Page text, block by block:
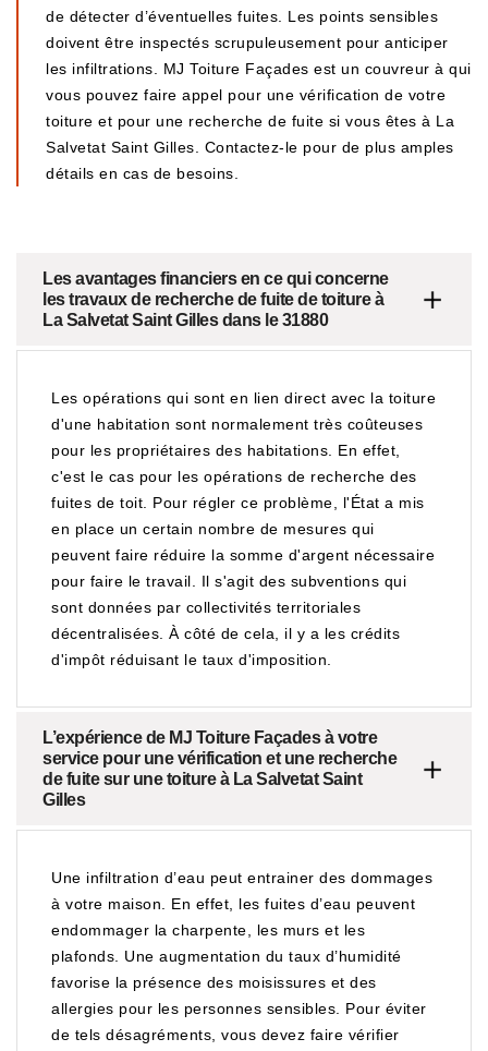
de détecter d’éventuelles fuites. Les points sensibles
doivent être inspectés scrupuleusement pour anticiper
les infiltrations. MJ Toiture Façades est un couvreur à qui
vous pouvez faire appel pour une vérification de votre
toiture et pour une recherche de fuite si vous êtes à La
Salvetat Saint Gilles. Contactez-le pour de plus amples
détails en cas de besoins.
Les avantages financiers en ce qui concerne
les travaux de recherche de fuite de toiture à
La Salvetat Saint Gilles dans le 31880
Les opérations qui sont en lien direct avec la toiture
d'une habitation sont normalement très coûteuses
pour les propriétaires des habitations. En effet,
c'est le cas pour les opérations de recherche des
fuites de toit. Pour régler ce problème, l'État a mis
en place un certain nombre de mesures qui
peuvent faire réduire la somme d'argent nécessaire
pour faire le travail. Il s'agit des subventions qui
sont données par collectivités territoriales
décentralisées. À côté de cela, il y a les crédits
d'impôt réduisant le taux d'imposition.
L’expérience de MJ Toiture Façades à votre
service pour une vérification et une recherche
de fuite sur une toiture à La Salvetat Saint
Gilles
Une infiltration d’eau peut entrainer des dommages
à votre maison. En effet, les fuites d’eau peuvent
endommager la charpente, les murs et les
plafonds. Une augmentation du taux d’humidité
favorise la présence des moisissures et des
allergies pour les personnes sensibles. Pour éviter
de tels désagréments, vous devez faire vérifier